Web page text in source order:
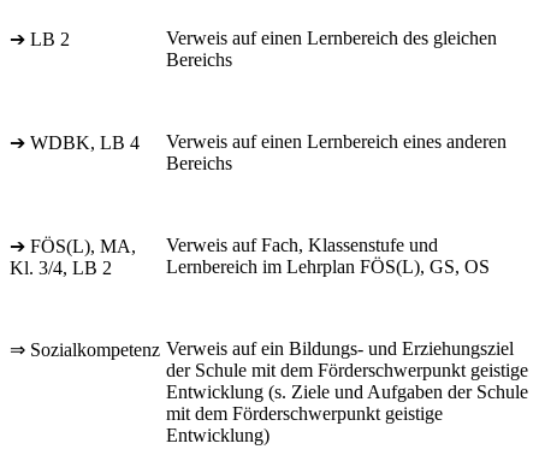
➔ LB 2
Verweis auf einen Lernbereich des gleichen
Bereichs
➔ WDBK, LB 4
Verweis auf einen Lernbereich eines anderen
Bereichs
➔ FÖS(L), MA,
Kl. 3/4, LB 2
Verweis auf Fach, Klassenstufe und
Lernbereich im Lehrplan FÖS(L), GS, OS
⇒ Sozialkompetenz Verweis auf ein Bildungs- und Erziehungsziel
der Schule mit dem Förderschwerpunkt geistige
Entwicklung (s. Ziele und Aufgaben der Schule
mit dem Förderschwerpunkt geistige
Entwicklung)